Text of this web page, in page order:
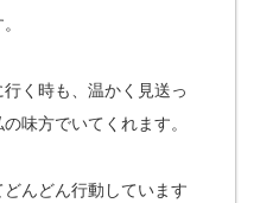
く時も、温かく見送っ
味方でいてくれます。
んどん行動しています